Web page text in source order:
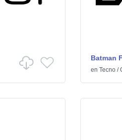
Batman
en Tecno/